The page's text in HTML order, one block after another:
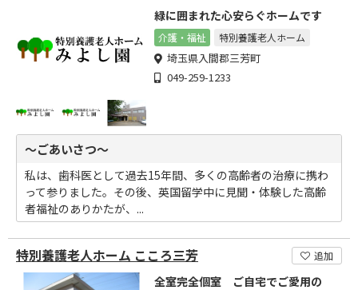
緑に囲まれた心安らぐホームです
介護・福祉 特別養護老人ホーム
埼玉県入間郡三芳町
049-259-1233
～ごあいさつ～
私は、歯科医として過去15年間、多くの高齢者の治療に携わ
って参りました。その後、英国留学中に見聞・体験した高齢
者福祉のありかたが、...
特別養護老人ホーム こころ三芳 追加
全室完全個室 ご自宅でご愛用の